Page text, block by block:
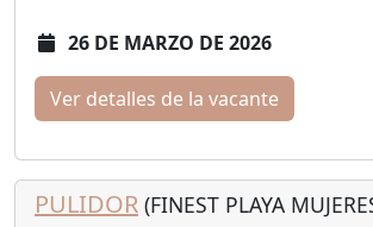
26 DE MARZO DE 2026
Ver detalles de la vacante
PULIDOR (FINEST PLAYA